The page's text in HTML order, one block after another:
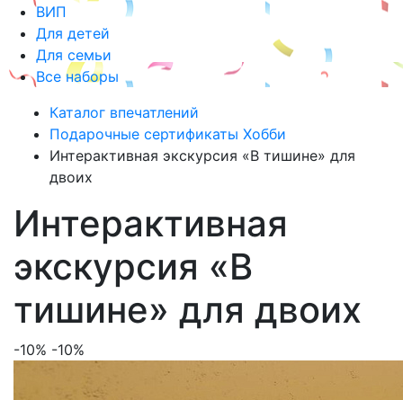
ВИП
Для детей
Для семьи
Все наборы
Каталог впечатлений
Подарочные сертификаты Хобби
Интерактивная экскурсия «В тишине» для
двоих
Интерактивная
экскурсия «В
тишине» для двоих
-10% -10%